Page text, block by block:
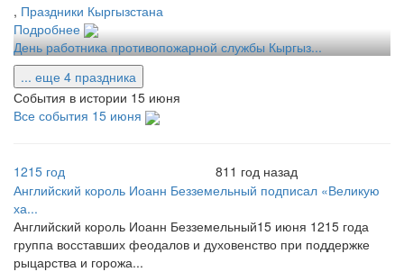
, Праздники Кыргызстана
Подробнее
День работника противопожарной службы Кыргыз...
... еще 4 праздника
События в истории 15 июня
Все события 15 июня
1215 год
811 год назад
Английский король Иоанн Безземельный подписал «Великую
ха...
Английский король Иоанн Безземельный15 июня 1215 года
группа восставших феодалов и духовенство при поддержке
рыцарства и горожа...